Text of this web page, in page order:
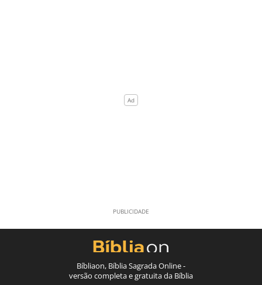
Bíbliaon, Bíblia Sagrada Online -
versão completa e gratuita da Bíblia